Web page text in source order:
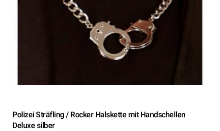
Polizei Sträfling / Rocker Halskette mit Handschellen
Deluxe silber